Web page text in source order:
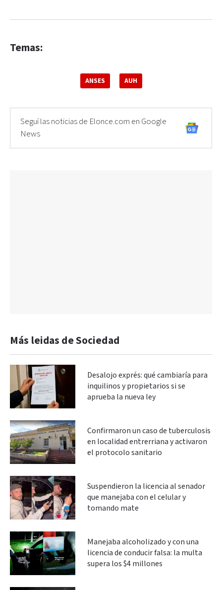
Temas:
ANSES AUH
Seguí las noticias de Elonce.com en Google
News
Más leidas de Sociedad
Desalojo exprés: qué cambiaría para
inquilinos y propietarios si se
aprueba la nueva ley
Confirmaron un caso de tuberculosis
en localidad entrerriana y activaron
el protocolo sanitario
Suspendieron la licencia al senador
que manejaba con el celular y
tomando mate
Manejaba alcoholizado y con una
licencia de conducir falsa: la multa
supera los $4 millones